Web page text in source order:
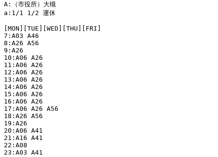
A:（市役所）大槻
a:1/1 1/2 運休
[MON][TUE][WED][THU][FRI]
7:A03 A46
8:A26 A56
9:A26
10:A06 A26
11:A06 A26
12:A06 A26
13:A06 A26
14:A06 A26
15:A06 A26
16:A06 A26
17:A06 A26 A56
18:A26 A56
19:A26
20:A06 A41
21:A16 A41
22:A08
23:A03 A41